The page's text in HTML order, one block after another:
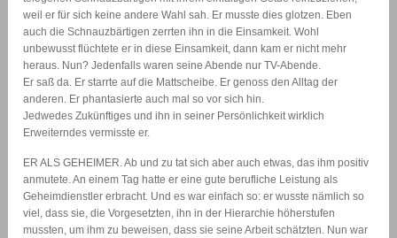
weil er für sich keine andere Wahl sah. Er musste dies glotzen. Eben
auch die Schnauzbärtigen zerrten ihn in die Einsamkeit. Wohl
unbewusst flüchtete er in diese Einsamkeit, dann kam er nicht mehr
heraus. Nun? Jedenfalls waren seine Abende nur TV-Abende.
Er saß da. Er starrte auf die Mattscheibe. Er genoss den Alltag der
anderen. Er phantasierte auch mal so vor sich hin.
Jedwedes Zukünftiges und ihn in seiner Persönlichkeit wirklich
Erweiterndes vermisste er.
ER ALS GEHEIMER. Ab und zu tat sich aber auch etwas, das ihm positiv
anmutete. An einem Tag hatte er eine gute berufliche Leistung als
Geheimdienstler erbracht. Und es war einfach so: er wusste nämlich so
viel, dass sie, die Vorgesetzten, ihn in der Hierarchie höherstufen
mussten, um ihm zu beweisen, dass sie seine Arbeit schätzten. Nun war